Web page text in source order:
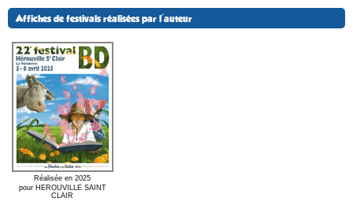
Affiches de festivals réalisées par l'auteur
Réalisée en 2025
pour HEROUVILLE SAINT
CLAIR